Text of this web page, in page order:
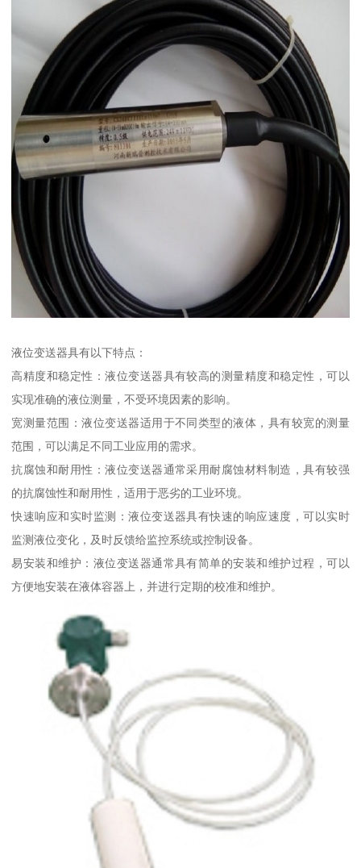
液位变送器具有以下特点：
高精度和稳定性：液位变送器具有较高的测量精度和稳定性，可以
实现准确的液位测量，不受环境因素的影响。
宽测量范围：液位变送器适用于不同类型的液体，具有较宽的测量
范围，可以满足不同工业应用的需求。
抗腐蚀和耐用性：液位变送器通常采用耐腐蚀材料制造，具有较强
的抗腐蚀性和耐用性，适用于恶劣的工业环境。
快速响应和实时监测：液位变送器具有快速的响应速度，可以实时
监测液位变化，及时反馈给监控系统或控制设备。
易安装和维护：液位变送器通常具有简单的安装和维护过程，可以
方便地安装在液体容器上，并进行定期的校准和维护。